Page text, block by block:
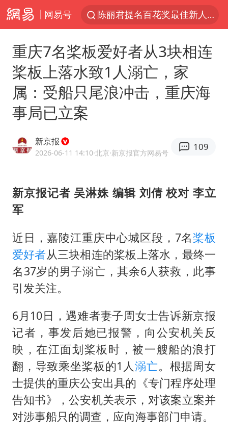
网易号
陈丽君提名百花奖最佳新人奖
白海豚对华东华北影响会大于巴威
独闯南太行的失联女生最后轨迹已确认
肖国栋晋级 特鲁姆普爆冷出局
哈马斯称坚持加沙停火协议路线图
央视新主播李秋莹母校发文祝贺
总书记点赞的非遗苗绣焕发新生机
重庆7名桨板爱好者从3块相连
桨板上落水致1人溺亡，家
属：受船只尾浪冲击，重庆海
事局已立案
新京报
2026-06-11 14:10·北京·新京报官方网易号
109
新京报记者 吴淋姝 编辑 刘倩 校对 李立
军
近日，嘉陵江重庆中心城区段，7名桨板
爱好者从三块相连的桨板上落水，最终一
名37岁的男子溺亡，其余6人获救，此事
引发关注。
6月10日，遇难者妻子周女士告诉新京报
记者，事发后她已报警，向公安机关反
映，在江面划桨板时，被一艘船的浪打
翻，导致乘坐桨板的1人溺亡。根据周女
士提供的重庆公安出具的《专门程序处理
告知书》，公安机关表示，对该案立案并
对涉事船只的调查，应向海事部门申请。